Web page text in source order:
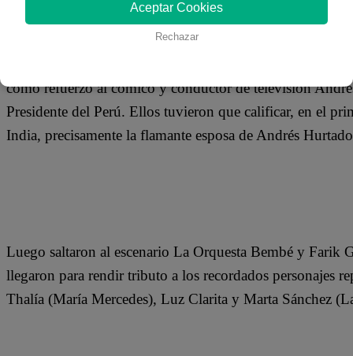
02 de octubre 2019
como refuerzo al cómico y conductor de televisión
Presidente del Perú. Ellos tuvieron que calificar, en el
India, precisamente la flamante esposa de Andrés
Luego saltaron al escenario La Orquesta Bembé y Farik
llegaron para rendir tributo a los recordados personajes
Thalía (María Mercedes), Luz Clarita y Marta Sánchez
Aceptar Cookies
Rechazar